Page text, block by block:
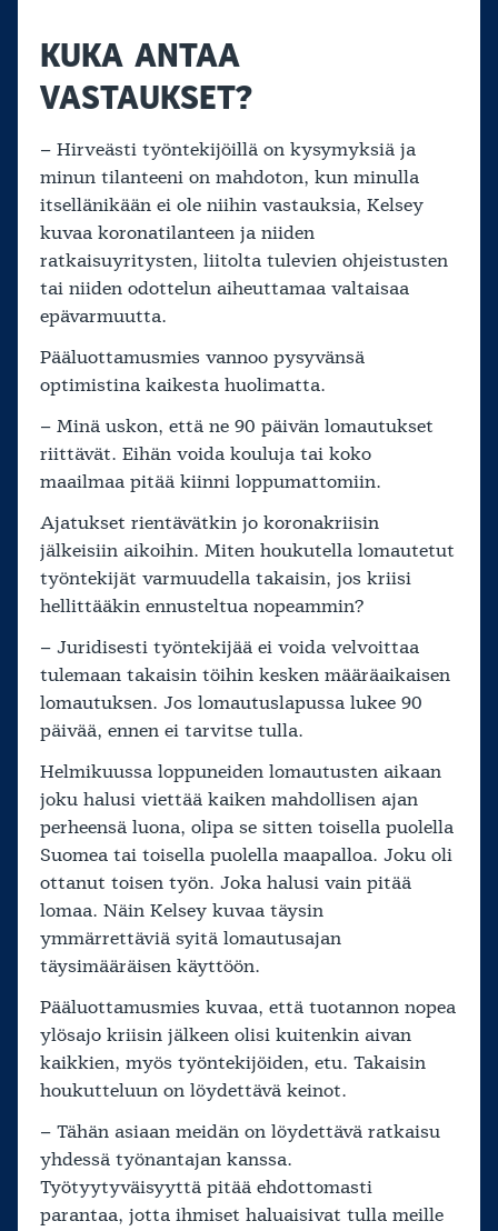
KUKA ANTAA
VASTAUKSET?
– Hirveästi työntekijöillä on kysymyksiä ja
minun tilanteeni on mahdoton, kun minulla
itsellänikään ei ole niihin vastauksia, Kelsey
kuvaa koronatilanteen ja niiden
ratkaisuyritysten, liitolta tulevien ohjeistusten
tai niiden odottelun aiheuttamaa valtaisaa
epävarmuutta.
Pääluottamusmies vannoo pysyvänsä
optimistina kaikesta huolimatta.
– Minä uskon, että ne 90 päivän lomautukset
riittävät. Eihän voida kouluja tai koko
maailmaa pitää kiinni loppumattomiin.
Ajatukset rientävätkin jo koronakriisin
jälkeisiin aikoihin. Miten houkutella lomautetut
työntekijät varmuudella takaisin, jos kriisi
hellittääkin ennusteltua nopeammin?
– Juridisesti työntekijää ei voida velvoittaa
tulemaan takaisin töihin kesken määräaikaisen
lomautuksen. Jos lomautuslapussa lukee 90
päivää, ennen ei tarvitse tulla.
Helmikuussa loppuneiden lomautusten aikaan
joku halusi viettää kaiken mahdollisen ajan
perheensä luona, olipa se sitten toisella puolella
Suomea tai toisella puolella maapalloa. Joku oli
ottanut toisen työn. Joka halusi vain pitää
lomaa. Näin Kelsey kuvaa täysin
ymmärrettäviä syitä lomautusajan
täysimääräisen käyttöön.
Pääluottamusmies kuvaa, että tuotannon nopea
ylösajo kriisin jälkeen olisi kuitenkin aivan
kaikkien, myös työntekijöiden, etu. Takaisin
houkutteluun on löydettävä keinot.
– Tähän asiaan meidän on löydettävä ratkaisu
yhdessä työnantajan kanssa.
Työtyytyväisyyttä pitää ehdottomasti
parantaa, jotta ihmiset haluaisivat tulla meille